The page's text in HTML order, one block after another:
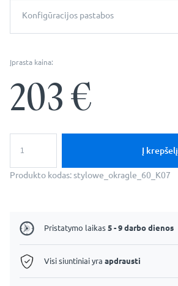
Konfigūracijos pastabos
Įprasta kaina:
203€
kiekis:
veidrodis
Į krepšelį
Produkto kodas:stylowe_okragle_60_K07
Pristatymo laikas 5 - 9 darbo dienos
Visi siuntiniai yra apdrausti